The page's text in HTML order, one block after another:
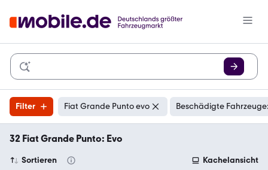
Filter Fiat Grande Punto evo Beschädigte
32 Fiat Grande Punto: Evo
Sortieren Kachelansicht